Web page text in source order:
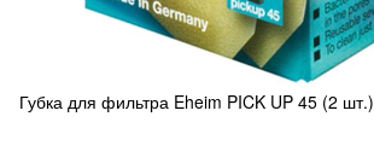
Губка для фильтра Eheim PICK UP 45 (2 шт.)